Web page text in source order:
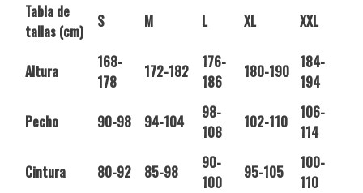
Tabla de
tallas (cm)
S M L XL XXL
Altura
168-
178
172-182
176-
186
180-190 184-
194
Pecho 90-98 94-104
98-
108
102-110
106-
114
Cintura 80-92 85-98
90-
100
95-105
100-
110